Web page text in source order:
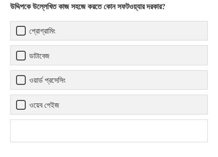
উদ্দিপকে উল্লেখিত কাজ সহজে করতে কোন সফটওয়্যার দরকার?
প্রোগ্রামিং
ডাটাবেজ
ওয়ার্ড প্রসেসিং
ওয়েব পেইজ